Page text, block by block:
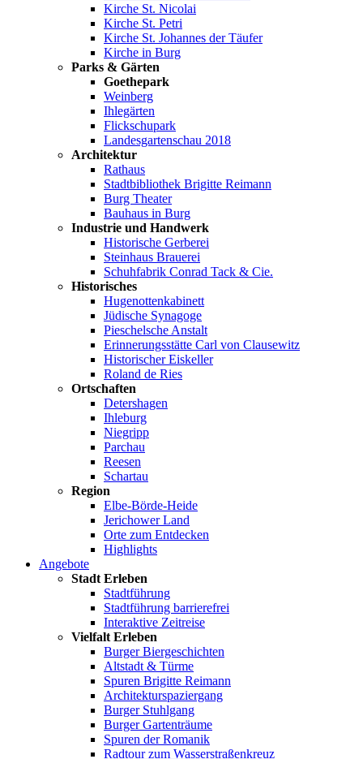
Kirche St. Nicolai
Kirche St. Petri
Kirche St. Johannes der Täufer
Kirche in Burg
Parks & Gärten
Goethepark
Weinberg
Ihlegärten
Flickschupark
Landesgartenschau 2018
Architektur
Rathaus
Stadtbibliothek Brigitte Reimann
Burg Theater
Bauhaus in Burg
Industrie und Handwerk
Historische Gerberei
Steinhaus Brauerei
Schuhfabrik Conrad Tack & Cie.
Historisches
Hugenottenkabinett
Jüdische Synagoge
Pieschelsche Anstalt
Erinnerungsstätte Carl von Clausewitz
Historischer Eiskeller
Roland de Ries
Ortschaften
Detershagen
Ihleburg
Niegripp
Parchau
Reesen
Schartau
Region
Elbe-Börde-Heide
Jerichower Land
Orte zum Entdecken
Highlights
Angebote
Stadt Erleben
Stadtführung
Stadtführung barrierefrei
Interaktive Zeitreise
Vielfalt Erleben
Burger Biergeschichten
Altstadt & Türme
Spuren Brigitte Reimann
Architekturspaziergang
Burger Stuhlgang
Burger Gartenträume
Spuren der Romanik
Radtour zum Wasserstraßenkreuz